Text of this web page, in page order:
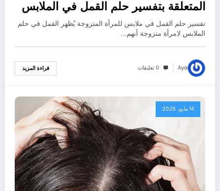
المتعلقة بتفسير حلم القمل في الملابس
للمتزوجة عند ابن سيرين؟ – بالتفصيل
تفسير حلم القمل في ملابس للمرأة المتزوجة يُظهر القمل في حلم
الملابس لامرأة متزوجة أنهم…
Aya 0 تعليقات قراءة المزيد
14 مايو، 2025